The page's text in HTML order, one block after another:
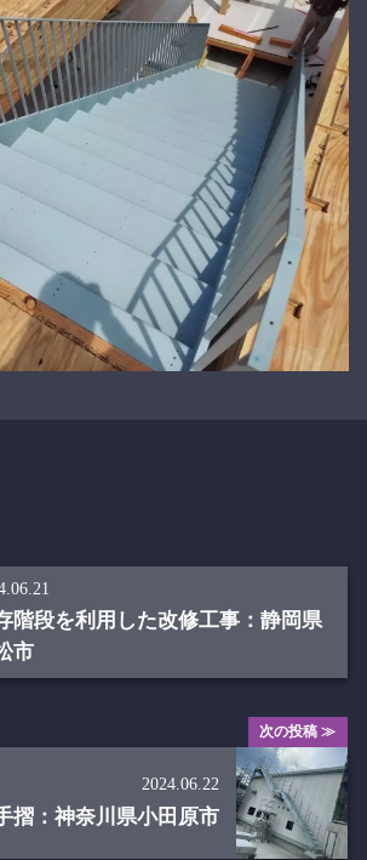
階段を利用した改修工事：静岡県
市
次の投稿 ≫
2024.06.22
：神奈川県小田原市